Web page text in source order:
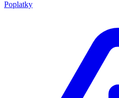
Poplatky